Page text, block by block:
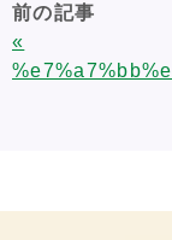
前の記事
«